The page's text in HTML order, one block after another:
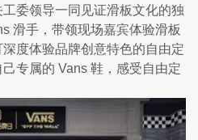
委领导一同见证滑板文化的独
滑手，带领现场嘉宾体验滑板
度体验品牌创意特色的自由定
专属的 Vans 鞋，感受自由定